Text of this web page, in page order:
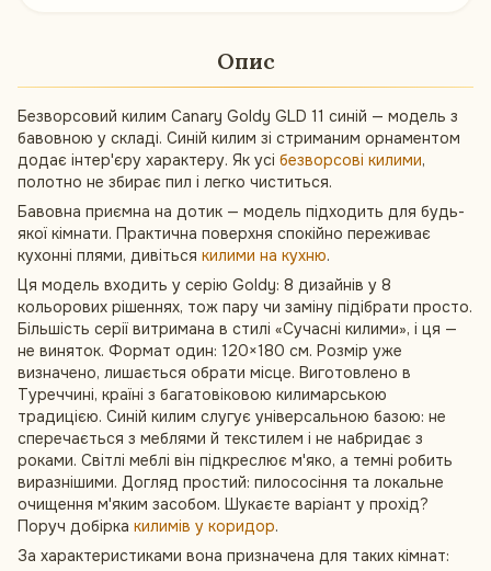
Опис
Безворсовий килим Canary Goldy GLD 11 синій — модель з
бавовною у складі. Синій килим зі стриманим орнаментом
додає інтер'єру характеру. Як усі безворсові килими,
полотно не збирає пил і легко чиститься.
Бавовна приємна на дотик — модель підходить для будь-
якої кімнати. Практична поверхня спокійно переживає
кухонні плями, дивіться килими на кухню.
Ця модель входить у серію Goldy: 8 дизайнів у 8
кольорових рішеннях, тож пару чи заміну підібрати просто.
Більшість серії витримана в стилі «Сучасні килими», і ця —
не виняток. Формат один: 120×180 см. Розмір уже
визначено, лишається обрати місце. Виготовлено в
Туреччині, країні з багатовіковою килимарською
традицією. Синій килим слугує універсальною базою: не
сперечається з меблями й текстилем і не набридає з
роками. Світлі меблі він підкреслює м'яко, а темні робить
виразнішими. Догляд простий: пилососіння та локальне
очищення м'яким засобом. Шукаєте варіант у прохід?
Поруч добірка килимів у коридор.
За характеристиками вона призначена для таких кімнат: